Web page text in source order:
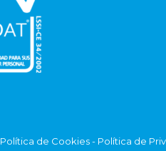
Política de Cookies- Política de